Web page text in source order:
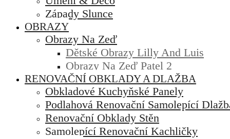
Západy Slunce
OBRAZY
Obrazy Na Zeď
Dětské Obrazy Lilly And Luis
Obrazy Na Zeď Patel 2
RENOVAČNÍ OBKLADY A DLAŽBA
Obkladové Kuchyňské Panely
Podlahová Renovační Samolepící
Renovační Obklady Stěn
Samolepící Renovační Kachličky